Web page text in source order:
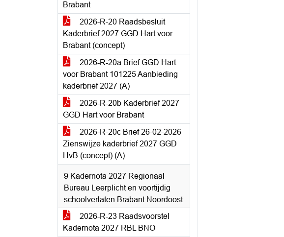
Brabant
2026-R-20 Raadsbesluit
Kaderbrief 2027 GGD Hart voor
Brabant (concept)
2026-R-20a Brief GGD Hart
voor Brabant 101225 Aanbieding
kaderbrief 2027 (A)
2026-R-20b Kaderbrief 2027
GGD Hart voor Brabant
2026-R-20c Brief 26-02-2026
Zienswijze kaderbrief 2027 GGD
HvB (concept) (A)
9 Kadernota 2027 Regionaal
Bureau Leerplicht en voortijdig
schoolverlaten Brabant Noordoost
2026-R-23 Raadsvoorstel
Kadernota 2027 RBL BNO